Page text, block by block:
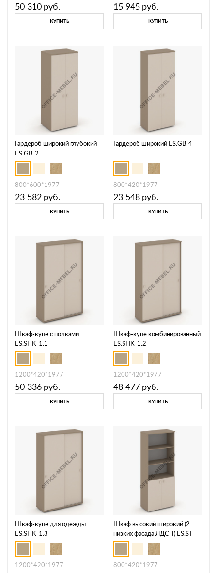
50 310 руб.
КУПИТЬ
15 945 руб.
КУПИТЬ
Гардероб широкий глубокий
ES.GB-2
800*600*1977
23 582 руб.
КУПИТЬ
Гардероб широкий ES.GB-4
800*420*1977
23 548 руб.
КУПИТЬ
Шкаф-купе с полками
ES.SHK-1.1
1200*420*1977
50 336 руб.
КУПИТЬ
Шкаф-купе комбинированный
ES.SHK-1.2
1200*420*1977
48 477 руб.
КУПИТЬ
Шкаф-купе для одежды
ES.SHK-1.3
1200*420*1977
Шкаф высокий широкий (2
низких фасада ЛДСП) ES.ST-
1.1
800*420*1977